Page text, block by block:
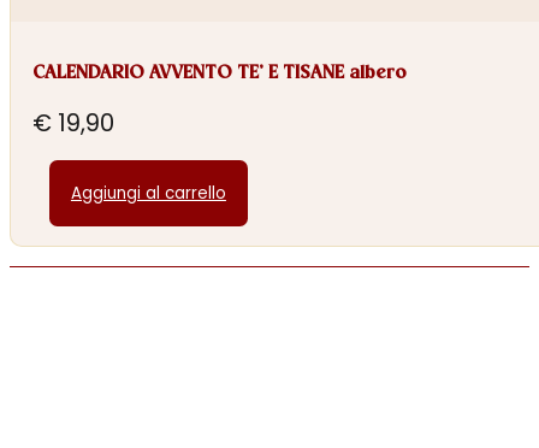
CALENDARIO AVVENTO TE’ E TISANE albero
€ 19,90
Aggiungi al carrello